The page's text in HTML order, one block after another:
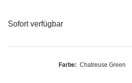
Sofort verfügbar
Farbe: Chatreuse Green